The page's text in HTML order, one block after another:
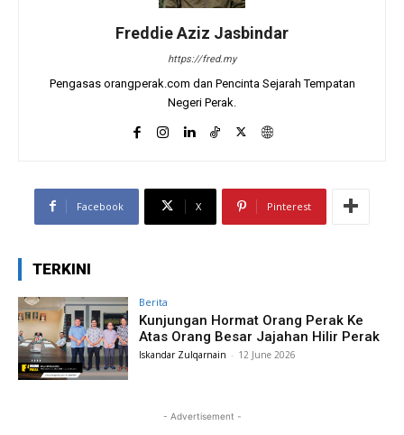
Freddie Aziz Jasbindar
https://fred.my
Pengasas orangperak.com dan Pencinta Sejarah Tempatan
Negeri Perak.
Facebook X Pinterest
TERKINI
Berita
Kunjungan Hormat Orang Perak Ke
Atas Orang Besar Jajahan Hilir Perak
Iskandar Zulqarnain - 12 June 2026
- Advertisement -